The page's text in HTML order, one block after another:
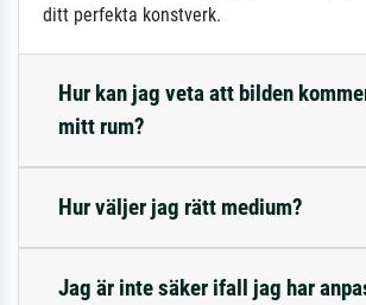
ditt perfekta konstverk.
Hur kan jag veta att bilden
mitt rum?
Hur väljer jag rätt medium?
Jag är inte säker ifall jag har